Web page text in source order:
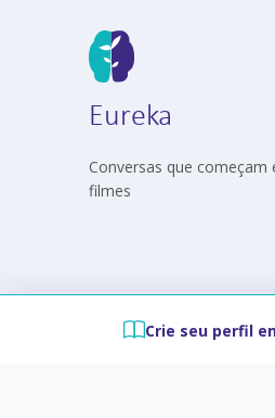
Eureka
Conversas que começam
filmes
Crie seu perfil